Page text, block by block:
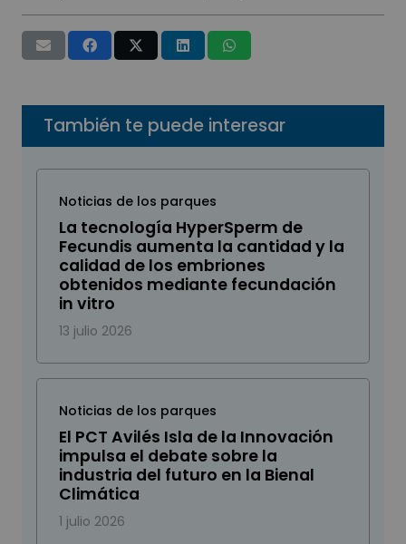
También te puede interesar
Noticias de los parques
La tecnología HyperSperm de
Fecundis aumenta la cantidad y la
calidad de los embriones
obtenidos mediante fecundación
in vitro
13 julio 2026
Noticias de los parques
El PCT Avilés Isla de la Innovación
impulsa el debate sobre la
industria del futuro en la Bienal
Climática
1 julio 2026